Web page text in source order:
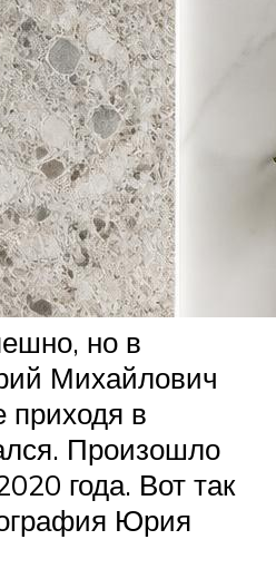
но в
Михайлович
приходя в
Произошло
года. Вот так
Юрия